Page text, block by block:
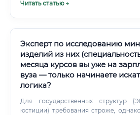
база и портфолио выполненных
Читать статью →
Эксперт по исследованию
изделий из них
месяца курсов вы уже на
вуза — только начинаете
логика?
Для государственных структур
юстиции) требования строже,